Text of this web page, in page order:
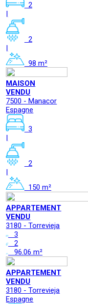
2
|
2
|
98 m²
MAISON
VENDU
7500 - Manacor
Espagne
3
2
|
150 m²
APPARTEMENT
VENDU
3180 - Torrevieja
3
2
96.06 m²
APPARTEMENT
VENDU
3180 - Torrevieja
Espagne